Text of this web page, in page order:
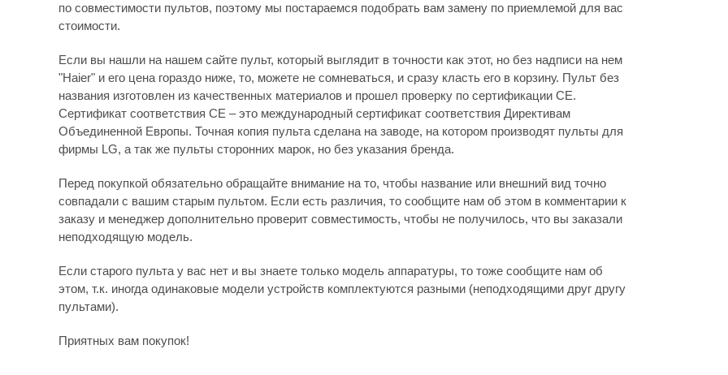
по совместимости пультов, поэтому мы постараемся подобрать вам замену по приемлемой для вас
стоимости.
Если вы нашли на нашем сайте пульт, который выглядит в точности как этот, но без надписи на нем
"Haier" и его цена гораздо ниже, то, можете не сомневаться, и сразу класть его в корзину. Пульт без
названия изготовлен из качественных материалов и прошел проверку по сертификации CE.
Сертификат соответствия СЕ – это международный сертификат соответствия Директивам
Объединенной Европы. Точная копия пульта сделана на заводе, на котором производят пульты для
фирмы LG, а так же пульты сторонних марок, но без указания бренда.
Перед покупкой обязательно обращайте внимание на то, чтобы название или внешний вид точно
совпадали с вашим старым пультом. Если есть различия, то сообщите нам об этом в комментарии к
заказу и менеджер дополнительно проверит совместимость, чтобы не получилось, что вы заказали
неподходящую модель.
Если старого пульта у вас нет и вы знаете только модель аппаратуры, то тоже сообщите нам об
этом, т.к. иногда одинаковые модели устройств комплектуются разными (неподходящими друг другу
пультами).
Приятных вам покупок!